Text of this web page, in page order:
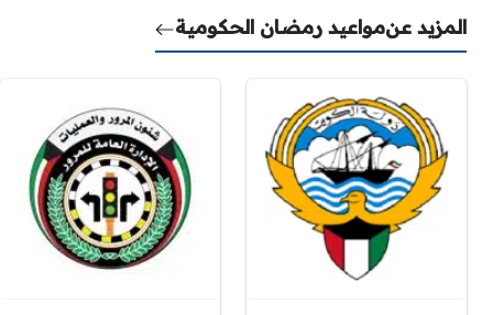
المزيد عنمواعيد رمضان الحكومية